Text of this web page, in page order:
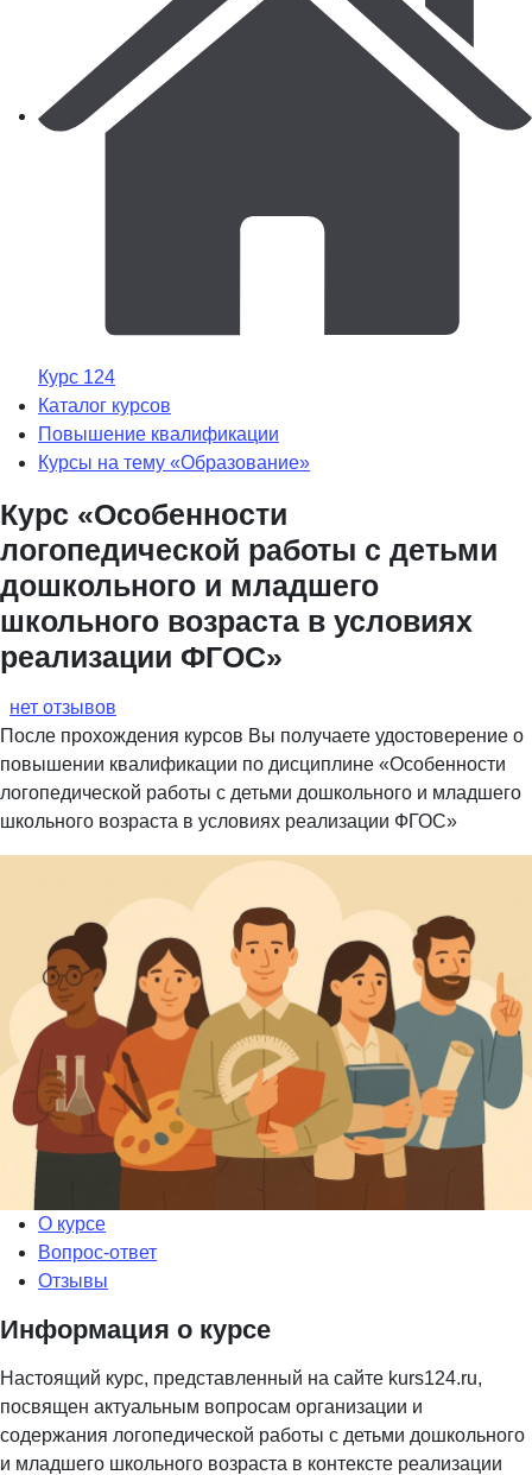
Курс 124
Каталог курсов
Повышение квалификации
Курсы на тему «Образование»
Курс «Особенности
логопедической работы с детьми
дошкольного и младшего
школьного возраста в условиях
реализации ФГОС»
нет отзывов
После прохождения курсов Вы получаете удостоверение о
повышении квалификации по дисциплине «Особенности
логопедической работы с детьми дошкольного и младшего
школьного возраста в условиях реализации ФГОС»
О курсе
Вопрос-ответ
Отзывы
Информация о курсе
Настоящий курс, представленный на сайте kurs124.ru,
посвящен актуальным вопросам организации и
содержания логопедической работы с детьми дошкольного
и младшего школьного возраста в контексте реализации